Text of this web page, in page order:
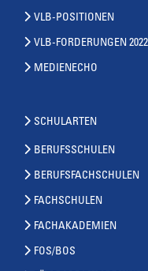
VLB-POSITIONEN
VLB-FORDERUNGEN 2022
MEDIENECHO
SCHULARTEN
BERUFSSCHULEN
BERUFSFACHSCHULEN
FACHSCHULEN
FACHAKADEMIEN
FOS/BOS